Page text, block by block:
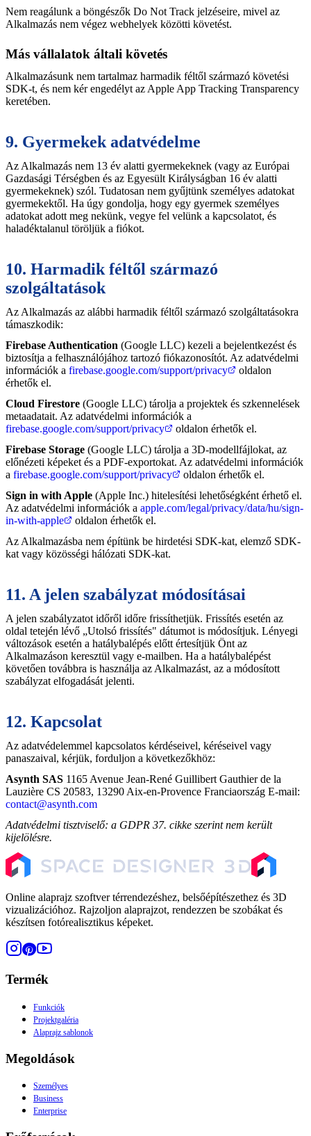
Nem reagálunk a böngészők Do Not Track jelzéseire, mivel az
Alkalmazás nem végez webhelyek közötti követést.
Más vállalatok általi követés
Alkalmazásunk nem tartalmaz harmadik féltől származó követési
SDK-t, és nem kér engedélyt az Apple App Tracking Transparency
keretében.
9. Gyermekek adatvédelme
Az Alkalmazás nem 13 év alatti gyermekeknek (vagy az Európai
Gazdasági Térségben és az Egyesült Királyságban 16 év alatti
gyermekeknek) szól. Tudatosan nem gyűjtünk személyes adatokat
gyermekektől. Ha úgy gondolja, hogy egy gyermek személyes
adatokat adott meg nekünk, vegye fel velünk a kapcsolatot, és
haladéktalanul töröljük a fiókot.
10. Harmadik féltől származó
szolgáltatások
Az Alkalmazás az alábbi harmadik féltől származó szolgáltatásokra
támaszkodik:
Firebase Authentication (Google LLC) kezeli a bejelentkezést és
biztosítja a felhasználójához tartozó fiókazonosítót. Az adatvédelmi
információk a firebase.google.com/support/privacy
oldalon
érhetők el.
Cloud Firestore (Google LLC) tárolja a projektek és szkennelések
metaadatait. Az adatvédelmi információk a
firebase.google.com/support/privacy
oldalon érhetők el.
Firebase Storage (Google LLC) tárolja a 3D-modellfájlokat, az
előnézeti képeket és a PDF-exportokat. Az adatvédelmi információk
a firebase.google.com/support/privacy
oldalon érhetők el.
Sign in with Apple (Apple Inc.) hitelesítési lehetőségként érhető el.
Az adatvédelmi információk a apple.com/legal/privacy/data/hu/sign-
in-with-apple
oldalon érhetők el.
Az Alkalmazásba nem építünk be hirdetési SDK-kat, elemző SDK-
kat vagy közösségi hálózati SDK-kat.
11. A jelen szabályzat módosításai
A jelen szabályzatot időről időre frissíthetjük. Frissítés esetén az
oldal tetején lévő „Utolsó frissítés" dátumot is módosítjuk. Lényegi
változások esetén a hatálybalépés előtt értesítjük Önt az
Alkalmazáson keresztül vagy e-mailben. Ha a hatálybalépést
követően továbbra is használja az Alkalmazást, az a módosított
szabályzat elfogadását jelenti.
12. Kapcsolat
Az adatvédelemmel kapcsolatos kérdéseivel, kéréseivel vagy
panaszaival, kérjük, forduljon a következőkhöz:
Asynth SAS 1165 Avenue Jean-René Guillibert Gauthier de la
Lauzière CS 20583, 13290 Aix-en-Provence Franciaország E-mail:
contact@asynth.com
Adatvédelmi tisztviselő: a GDPR 37. cikke szerint nem került
kijelölésre.
Online alaprajz szoftver térrendezéshez, belsőépítészethez és 3D
vizualizációhoz. Rajzoljon alaprajzot, rendezzen be szobákat és
készítsen fotórealisztikus képeket.
Termék
Funkciók
Projektgaléria
Alaprajz sablonok
Megoldások
Személyes
Business
Enterprise